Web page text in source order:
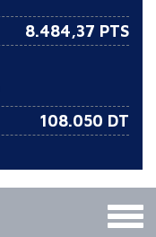
8.484,37 PTS
108.050 DT